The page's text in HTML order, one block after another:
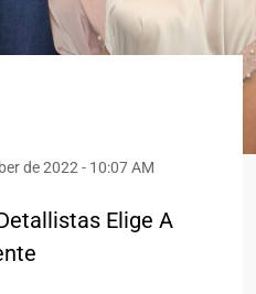
de 2022 - 10:07 AM
Elige A